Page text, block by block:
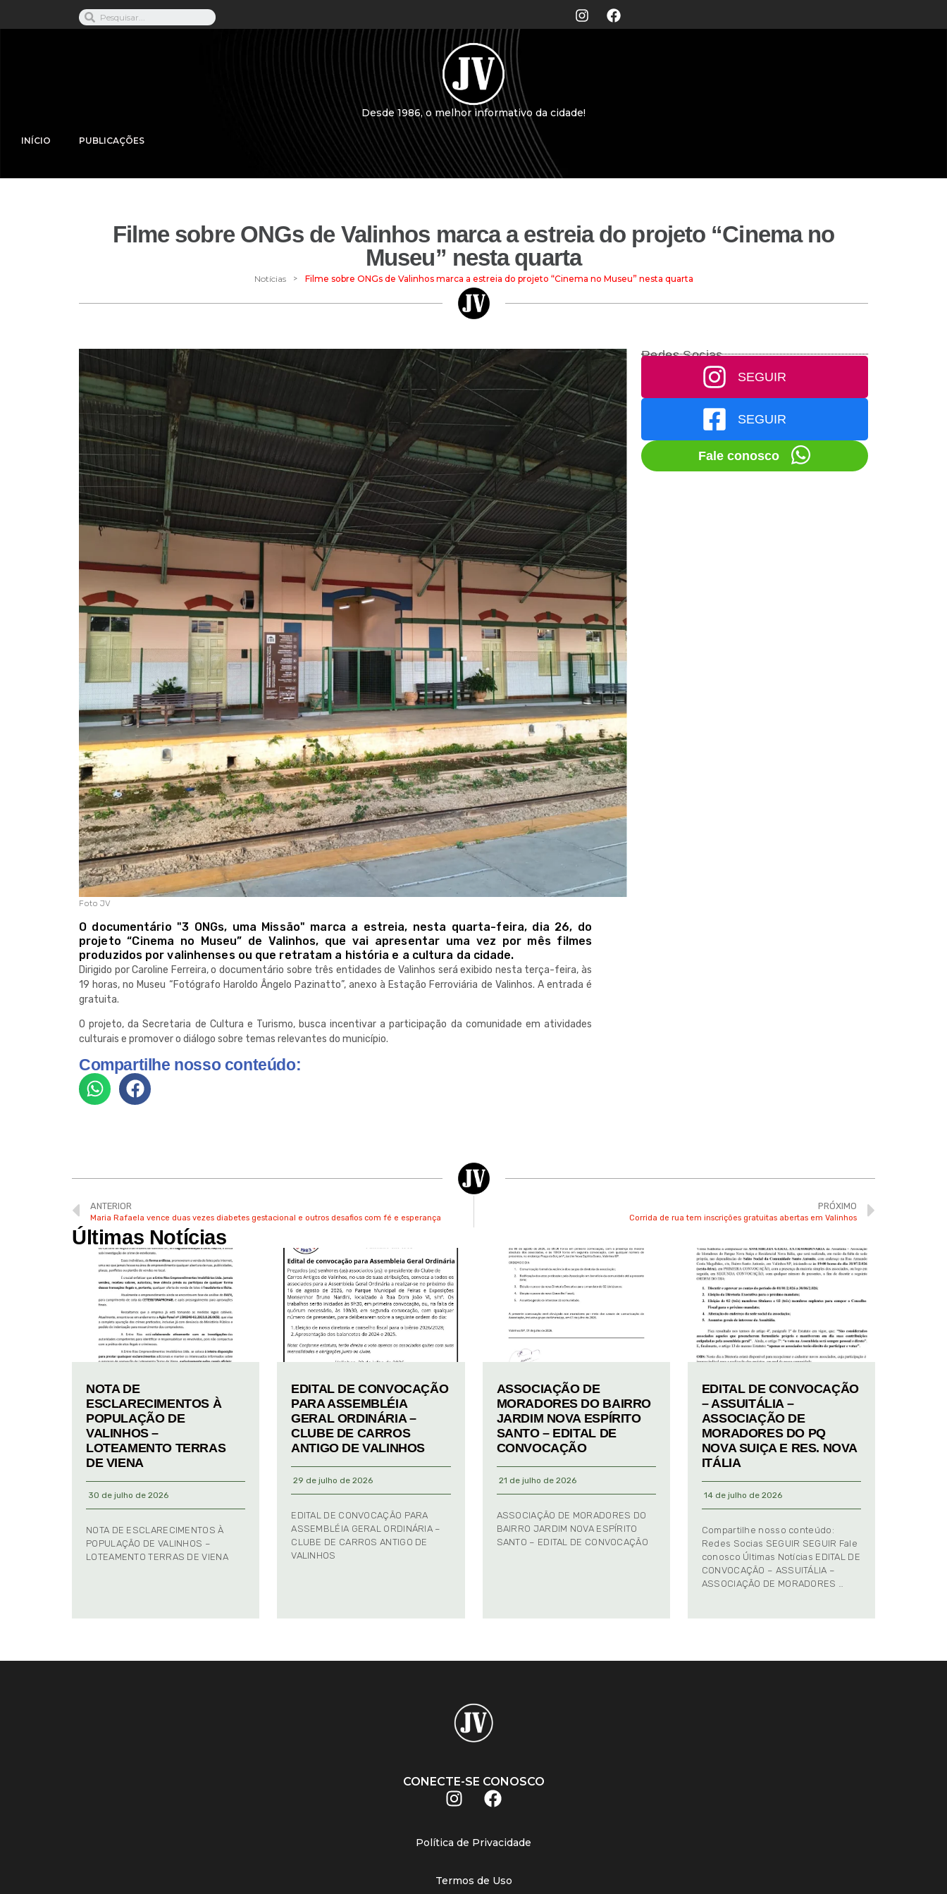
Desde 1986, o melhor informativo da cidade!
INÍCIO PUBLICAÇÕES
Filme sobre ONGs de Valinhos marca a estreia do projeto “Cinema no
Museu” nesta quarta
Notícias > Filme sobre ONGs de Valinhos marca a estreia do projeto “Cinema no Museu” nesta quarta
Foto JV
O documentário "3 ONGs, uma Missão" marca a estreia, nesta quarta-feira, dia 26, do
projeto “Cinema no Museu” de Valinhos, que vai apresentar uma vez por mês filmes
produzidos por valinhenses ou que retratam a história e a cultura da cidade.
Dirigido por Caroline Ferreira, o documentário sobre três entidades de Valinhos será exibido nesta terça-feira, às
19 horas, no Museu “Fotógrafo Haroldo Ângelo Pazinatto”, anexo à Estação Ferroviária de Valinhos. A entrada é
gratuita.
O projeto, da Secretaria de Cultura e Turismo, busca incentivar a participação da comunidade em atividades
culturais e promover o diálogo sobre temas relevantes do município.
Compartilhe nosso conteúdo:
Redes Socias
SEGUIR
SEGUIR
Fale conosco
ANTERIOR
Maria Rafaela vence duas vezes diabetes gestacional e outros desafios com fé e esperança
PRÓXIMO
Corrida de rua tem inscrições gratuitas abertas em Valinhos
Últimas Notícias
NOTA DE
ESCLARECIMENTOS À
POPULAÇÃO DE
VALINHOS –
LOTEAMENTO TERRAS
DE VIENA
30 de julho de 2026
NOTA DE ESCLARECIMENTOS À
POPULAÇÃO DE VALINHOS –
LOTEAMENTO TERRAS DE VIENA
EDITAL DE CONVOCAÇÃO
PARA ASSEMBLÉIA
GERAL ORDINÁRIA –
CLUBE DE CARROS
ANTIGO DE VALINHOS
29 de julho de 2026
EDITAL DE CONVOCAÇÃO PARA
ASSEMBLÉIA GERAL ORDINÁRIA –
CLUBE DE CARROS ANTIGO DE
VALINHOS
ASSOCIAÇÃO DE
MORADORES DO BAIRRO
JARDIM NOVA ESPÍRITO
SANTO – EDITAL DE
CONVOCAÇÃO
21 de julho de 2026
ASSOCIAÇÃO DE MORADORES DO
BAIRRO JARDIM NOVA ESPÍRITO
SANTO – EDITAL DE CONVOCAÇÃO
EDITAL DE CONVOCAÇÃO
– ASSUITÁLIA –
ASSOCIAÇÃO DE
MORADORES DO PQ
NOVA SUIÇA E RES. NOVA
ITÁLIA
14 de julho de 2026
Compartilhe nosso conteúdo:
Redes Socias SEGUIR SEGUIR Fale
conosco Últimas Notícias EDITAL DE
CONVOCAÇÃO – ASSUITÁLIA –
ASSOCIAÇÃO DE MORADORES …
CONECTE-SE CONOSCO
Política de Privacidade
Termos de Uso